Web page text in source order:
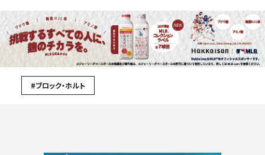
#ブロック・ホルト